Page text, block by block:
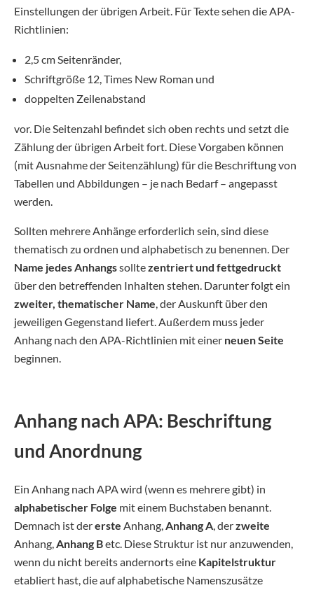
Einstellungen der übrigen Arbeit. Für Texte sehen die APA-
Richtlinien:
2,5 cm Seitenränder,
Schriftgröße 12, Times New Roman und
doppelten Zeilenabstand
vor. Die Seitenzahl befindet sich oben rechts und setzt die
Zählung der übrigen Arbeit fort. Diese Vorgaben können
(mit Ausnahme der Seitenzählung) für die Beschriftung von
Tabellen und Abbildungen – je nach Bedarf – angepasst
werden.
Sollten mehrere Anhänge erforderlich sein, sind diese
thematisch zu ordnen und alphabetisch zu benennen. Der
Name jedes Anhangssolltezentriert und fettgedruckt
über den betreffenden Inhalten stehen. Darunter folgt ein
zweiter, thematischer Name , der Auskunft über den
jeweiligen Gegenstand liefert. Außerdem muss jeder
Anhang nach den APA-Richtlinien mit einer neuen Seite
beginnen.
Anhang nach APA: Beschriftung
und Anordnung
Ein Anhang nach APA wird (wenn es mehrere gibt) in
alphabetischer Folge mit einem Buchstaben benannt.
Demnach ist dererste Anhang, Anhang A , derzweite
Anhang, Anhang Betc. Diese Struktur ist nur anzuwenden,
wenn du nicht bereits andernorts eine Kapitelstruktur
etabliert hast, die auf alphabetische Namenszusätze